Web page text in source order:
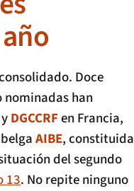
Doce
nominadas han
yDGCCRFen Francia,
AIBE, constituida
del segundo
13. No repite ninguno